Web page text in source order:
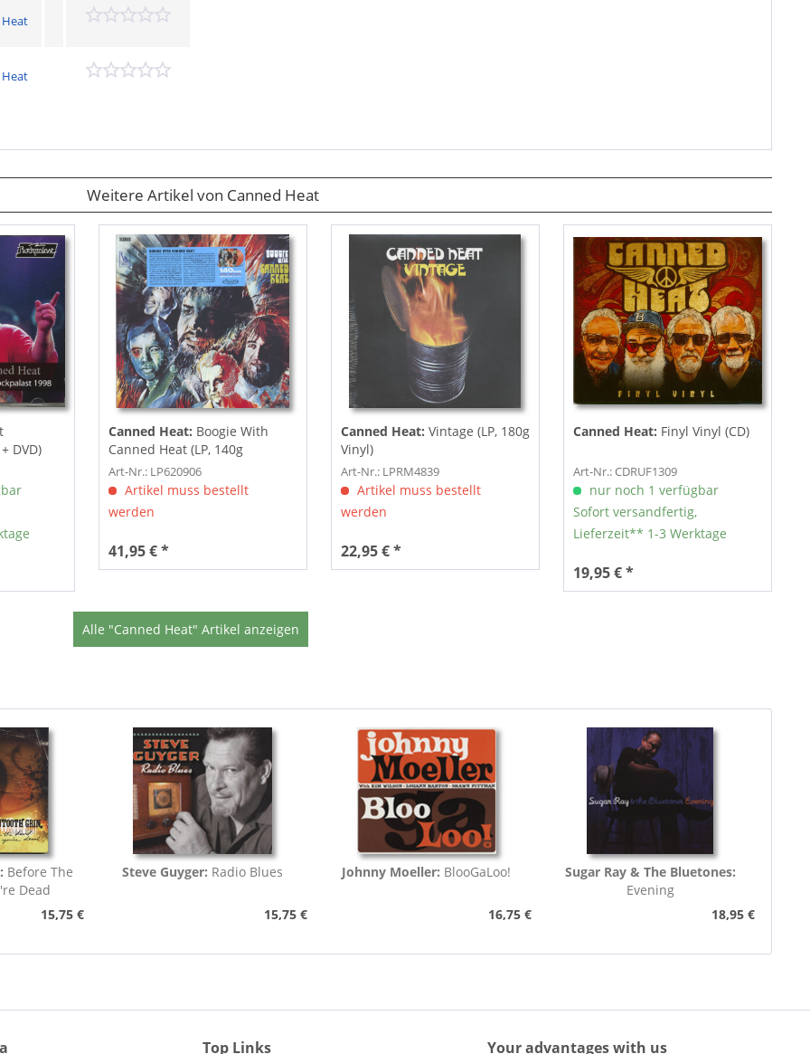
Weitere Artikel von Canned Heat
DVD)
Canned Heat: Boogie With
Canned Heat (LP, 140g
colored...
Art-Nr.: LP620906
Artikel muss bestellt
werden
41,95 € *
Canned Heat: Vintage (LP, 180g
Vinyl)
Art-Nr.: LPRM4839
Artikel muss bestellt
werden
22,95 € *
Canned Heat: Finyl Vinyl (CD)
Art-Nr.: CDRUF1309
nur noch 1 verfügbar
Sofort versandfertig,
Lieferzeit** 1-3 Werktage
19,95 € *
Alle "Canned Heat" Artikel anzeigen
Before The
Dead
15,75 €
Steve Guyger: Radio Blues
15,75 €
Johnny Moeller: BlooGaLoo!
16,75 €
Sugar Ray & The Bluetones:
Evening
18,95 €
Top Links Your advantages with us